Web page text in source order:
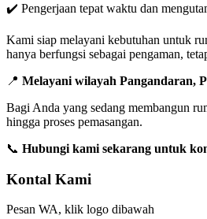
✔️ Pengerjaan tepat waktu dan
Kami siap melayani kebutuhan untuk
hanya berfungsi sebagai pengaman,
📍 Melayani wilayah Pangandaran,
Bagi Anda yang sedang membangun
hingga proses pemasangan.
📞 Hubungi kami sekarang untuk
Kontal Kami
Pesan WA, klik logo dibawah